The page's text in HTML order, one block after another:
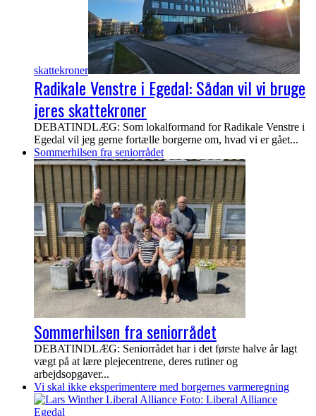
skattekroner
Radikale Venstre i Egedal: Sådan vil vi bruge
jeres skattekroner
DEBATINDLÆG: Som lokalformand for Radikale Venstre i
Egedal vil jeg gerne fortælle borgerne om, hvad vi er gået...
Sommerhilsen fra seniorrådet
Sommerhilsen fra seniorrådet
DEBATINDLÆG: Seniorrådet har i det første halve år lagt
vægt på at lære plejecentrene, deres rutiner og
arbejdsopgaver...
Vi skal ikke eksperimentere med borgernes varmeregning